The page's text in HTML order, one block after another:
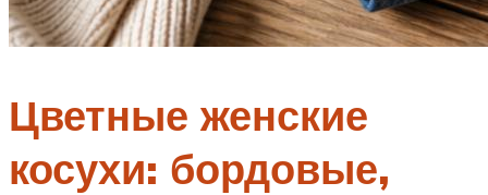
Цветные женские
косухи: бордовые,